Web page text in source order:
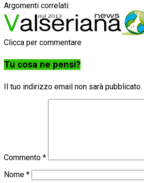
Argomenti correlati:
Clicca per commentare
Tu cosa ne pensi?
Il tuo indirizzo email non sarà pubblicato.
Commento *
Nome *